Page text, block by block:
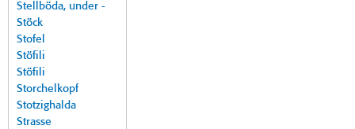
Stellböda, under -
Stöck
Stofel
Stöfili
Stöfili
Storchelkopf
Stotzighalda
Strasse